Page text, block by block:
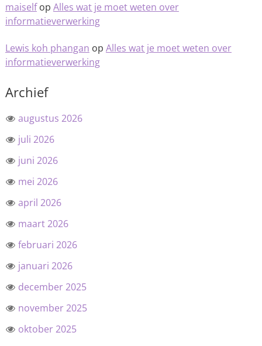
maiselfop Alles wat je moet weten over
informatieverwerking
Lewis koh phangan op Alles wat je moet weten over
informatieverwerking
Archief
augustus 2026
juli 2026
juni 2026
mei 2026
april 2026
maart 2026
februari 2026
januari 2026
december 2025
november 2025
oktober 2025